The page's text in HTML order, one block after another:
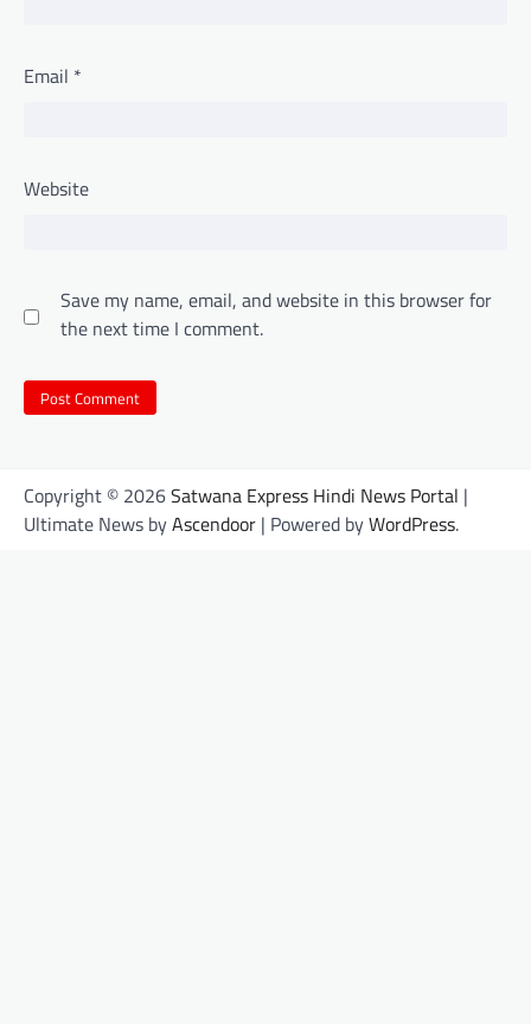
Email *
Website
Save my name, email, and website in this browser for
the next time I comment.
Copyright © 2026Satwana Express Hindi News Portal |
Ultimate News byAscendoor | Powered byWordPress.